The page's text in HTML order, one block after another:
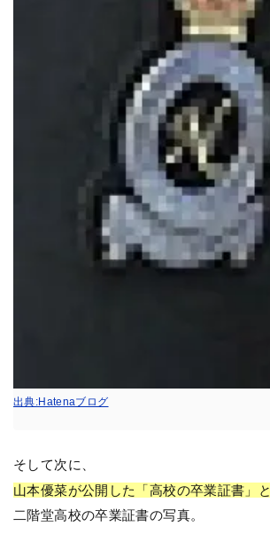
出典:Hatenaブログ
そして次に、
山本優菜が公開した「高校の卒業証書」と
二階堂高校の卒業証書の写真。